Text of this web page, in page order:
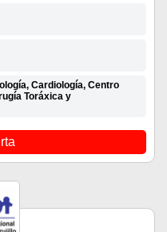
Cardiología, Centro
Toráxica y